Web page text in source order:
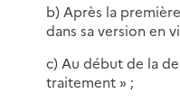
b) Après la
dans sa version en
c) Au début de la
traitement » ;